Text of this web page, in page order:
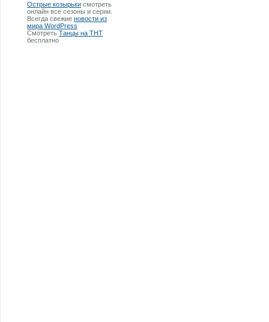
Острые козырьки смотреть
онлайн все сезоны и серии.
Всегда свежие новости из
мира WordPress
Смотреть Танцы на ТНТ
бесплатно